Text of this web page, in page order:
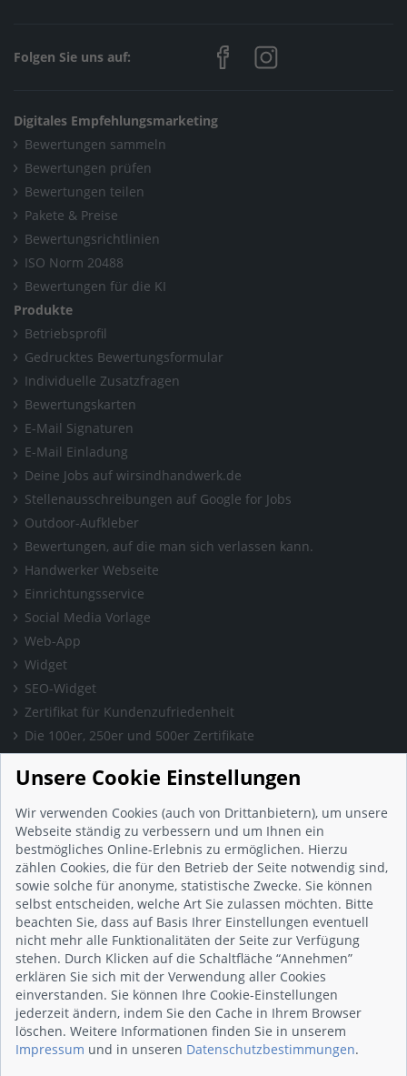
Folgen Sie uns auf:
Digitales Empfehlungsmarketing
Bewertungen sammeln
Bewertungen prüfen
Bewertungen teilen
Pakete & Preise
Bewertungsrichtlinien
ISO Norm 20488
Bewertungen für die KI
Produkte
Betriebsprofil
Gedrucktes Bewertungsformular
Individuelle Zusatzfragen
Bewertungskarten
E-Mail Signaturen
E-Mail Einladung
Deine Jobs auf wirsindhandwerk.de
Stellenausschreibungen auf Google for Jobs
Outdoor-Aufkleber
Bewertungen, auf die man sich verlassen kann.
Handwerker Webseite
Einrichtungsservice
Social Media Vorlage
Web-App
Widget
SEO-Widget
Zertifikat für Kundenzufriedenheit
Die 100er, 250er und 500er Zertifikate
Presse & Wissen
Presse und Informationen
Blog
Häufig gestellte Fragen (FAQ)
Studie: Digitalisierungsbarometer
Initiative gegen Fake-Bewertungen
Kunden Informationen
Beratungsgespräch vereinbaren
Impressum
Datenschutz
AGB
Nutzungsbedingungen
Kontakt
Unsere Cookie Einstellungen
Wir verwenden Cookies (auch von Drittanbietern), um unsere
Webseite ständig zu verbessern und um Ihnen ein
bestmögliches Online-Erlebnis zu ermöglichen. Hierzu
zählen Cookies, die für den Betrieb der Seite notwendig sind,
sowie solche für anonyme, statistische Zwecke. Sie können
selbst entscheiden, welche Art Sie zulassen möchten. Bitte
beachten Sie, dass auf Basis Ihrer Einstellungen eventuell
nicht mehr alle Funktionalitäten der Seite zur Verfügung
stehen. Durch Klicken auf die Schaltfläche “Annehmen”
erklären Sie sich mit der Verwendung aller Cookies
einverstanden. Sie können Ihre Cookie-Einstellungen
jederzeit ändern, indem Sie den Cache in Ihrem Browser
löschen. Weitere Informationen finden Sie in unserem
Impressum und in unseren Datenschutzbestimmungen.